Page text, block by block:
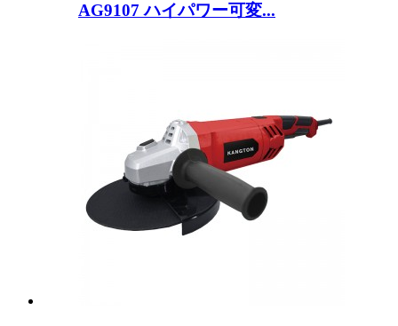
AG9107 ハイパワー可変...